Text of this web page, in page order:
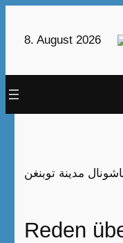
8. August 2026
Reden